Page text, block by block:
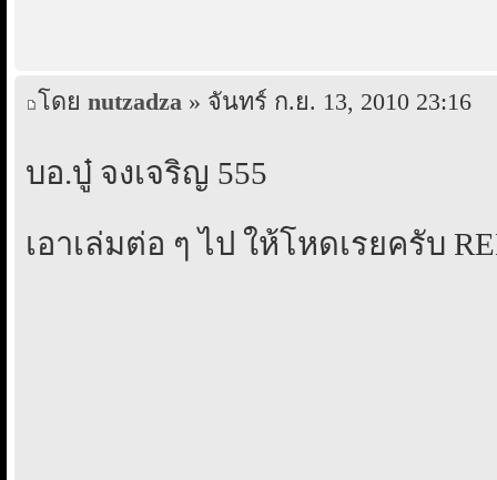
โดย nutzadza » จันทร์ ก.ย. 13, 2010 23:16
บอ.บู๋ จงเจริญ 555
เอาเล่มต่อ ๆ ไป ให้โหดเรยครับ